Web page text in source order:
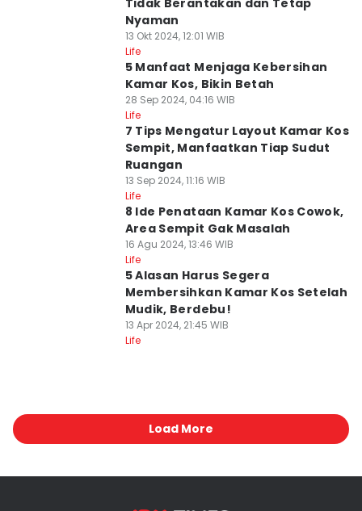
Tidak Berantakan dan Tetap
Nyaman
13 Okt 2024, 12:01 WIB
Life
5 Manfaat Menjaga Kebersihan
Kamar Kos, Bikin Betah
28 Sep 2024, 04:16 WIB
Life
7 Tips Mengatur Layout Kamar Kos
Sempit, Manfaatkan Tiap Sudut
Ruangan
13 Sep 2024, 11:16 WIB
Life
8 Ide Penataan Kamar Kos Cowok,
Area Sempit Gak Masalah
16 Agu 2024, 13:46 WIB
Life
5 Alasan Harus Segera
Membersihkan Kamar Kos Setelah
Mudik, Berdebu!
13 Apr 2024, 21:45 WIB
Life
Load More